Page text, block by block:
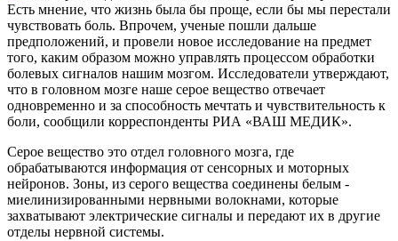
Есть мнение, что жизнь была бы проще, если бы мы перестали
чувствовать боль. Впрочем, ученые пошли дальше
предположений, и провели новое исследование на предмет
того, каким образом можно управлять процессом обработки
болевых сигналов нашим мозгом. Исследователи утверждают,
что в головном мозге наше серое вещество отвечает
одновременно и за способность мечтать и чувствительность к
боли, сообщили корреспонденты РИА «ВАШ МЕДИК».
Серое вещество это отдел головного мозга, где
обрабатываются информация от сенсорных и моторных
нейронов. Зоны, из серого вещества соединены белым -
миелинизированными нервными волокнами, которые
захватывают электрические сигналы и передают их в другие
отделы нервной системы.